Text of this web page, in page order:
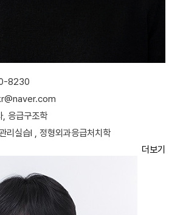
8230
, 응급구조학
리실습I , 정형외과응급처치학
더보기